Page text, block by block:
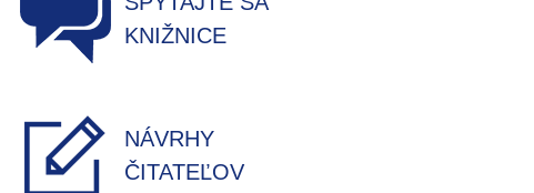
KNIŽNICE
NÁVRHY
ČITATEĽOV